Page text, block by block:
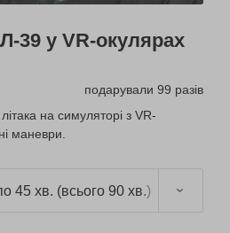
39 у VR-окулярах
подарували 99 разів
на симуляторі з VR-
маневри.
45 хв. (всього 90 хв.)